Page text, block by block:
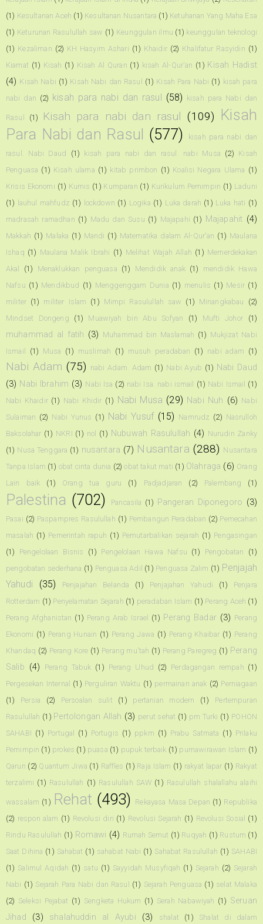
(1) Kesultanan Aceh (1) Kesultanan Nusantara (1) Ketuhanan Yang Maha Esa
(1) Keturunan Rasulullah saw (1) Keunggulan ilmu (1) keunggulan teknologi
(1) Kezaliman (2) KH Hasyim Ashari (1) Khaidir (2) Khalifatur Rasyidin (1)
Kiamat (1) Kisah (1) Kisah Al Quran (1) kisah Al-Qur'an (1) Kisah Hadist
(4) Kisah Nabi (1) Kisah Nabi dan Rasul (1) Kisah Para Nabi (1) kisah para
nabi dan (2) kisah para nabi dan rasul (58) kisah para Nabi dan
Rasul (1) Kisah para nabi dan rasul (109) Kisah
Para Nabi dan Rasul (577)
kisah para nabi dan
rasul. Nabi Daud
(1) kisah para nabi dan rasul. nabi Musa (2) Kisah
Penguasa (1) Kisah ulama (1) kitab primbon (1) Koalisi Negara Ulama (1)
Krisis Ekonomi (1) Kumis (1) Kumparan (1) Kurikulum Pemimpin (1) Laduni
(1) lauhul mahfudz (1) lockdown (1) Logika (1) Luka darah (1) Luka hati (1)
madrasah ramadhan (1) Madu dan Susu (1) Majapahi (1) Majapahit (4)
Makkah (1) Malaka (1) Mandi (1) Matematika dalam Al-Qur'an (1) Maulana
Ishaq (1) Maulana Malik Ibrahi (1) Melihat Wajah Allah (1) Memerdekakan
Akal
(1) Menaklukkan penguasa (1) Mendidik anak (1)
mendidik Hawa
Nafsu (1) Mendikbud (1) Menggenggam Dunia (1) menulis (1) Mesir (1)
militer (1) militer Islam (1) Mimpi Rasulullah saw (1) Minangkabau
(2)
Mindset Dongeng
(1) Muawiyah bin Abu Sofyan (1) Mufti Johor (1)
muhammad al fatih (3) Muhammad bin Maslamah (1) Mukjizat Nabi
Ismail
(1) Musa (1) muslimah (1) musuh peradaban (1) nabi adam (1)
Nabi Adam (75) nabi Adam. Adam (1) Nabi Ayub (1) Nabi Daud
(3) Nabi Ibrahim (3) Nabi Isa (2) nabi Isa. nabi ismail (1) Nabi Ismail (1)
Nabi Khaidir (1) Nabi Khidir (1) Nabi Musa (29) Nabi Nuh (6) Nabi
Sulaiman (2) Nabi Yunus (1) Nabi Yusuf (15) Namrudz (2) Nasrulloh
Baksolahar (1) NKRI (1) nol (1) Nubuwah Rasulullah (4) Nurudin Zanky
(1) Nusa Tenggara (1) nusantara (7) Nusantara (288) Nusantara
Tanpa Islam (1) obat cinta dunia (2) obat takut mati (1) Olahraga (6) Orang
Lain baik
(1) Orang tua guru (1) Padjadjaran (2) Palembang (1)
Palestina (702) Pancasila (1) Pangeran Diponegoro (3)
Pasai (2) Paspampres Rasulullah (1) Pembangun Peradaban (2) Pemecahan
masalah (1) Pemerintah rapuh (1) Pemutarbalikan sejarah (1) Pengasingan
(1)
Pengelolaan Bisnis (1) Pengelolaan Hawa Nafsu (1) Pengobatan
(1)
pengobatan sederhana (1) Penguasa Adil (1) Penguasa Zalim (1) Penjajah
Yahudi
(35) Penjajahan Belanda (1) Penjajahan Yahudi (1)
Penjara
Rotterdam (1) Penyelamatan Sejarah (1) peradaban Islam (1) Perang Aceh (1)
Perang Afghanistan (1) Perang Arab Israel (1) Perang Badar (3) Perang
Ekonomi (1) Perang Hunain (1) Perang Jawa (1) Perang Khaibar (1) Perang
Khandaq (2) Perang Kore (1) Perang mu'tah (1) Perang Paregreg (1) Perang
Salib (4) Perang Tabuk (1) Perang Uhud (2) Perdagangan rempah (1)
Pergesekan Internal (1) Perguliran Waktu (1) permainan anak (2) Perniagaan
(1)
Persia (2) Persoalan sulit (1) pertanian modern (1)
Pertempuran
Rasulullah (1) Pertolongan Allah (3) perut sehat (1) pm Turki (1) POHON
SAHABI (1) Portugal (1) Portugis (1) ppkm (1) Prabu Satmata (1) Prilaku
Pemimpin (1) prokes (1) puasa (1) pupuk terbaik (1) purnawirawan Islam (1)
Qarun (2) Quantum Jiwa (1) Raffles (1) Raja Islam (1) rakyat lapar (1) Rakyat
terzalimi (1) Rasulullah (1) Rasulullah SAW (1) Rasulullah shalallahu alaihi
wassalam (1) Rehat (493) Rekayasa Masa Depan (1) Republika
(2) respon alam (1) Revolusi diri (1) Revolusi Sejarah (1) Revolusi Sosial (1)
Rindu Rasulullah (1) Romawi (4) Rumah Semut (1) Ruqyah (1) Rustum (1)
Saat Dihina (1) Sahabat (1) sahabat Nabi (1) Sahabat Rasulullah (1) SAHABI
(1) Salimul Aqidah (1) satu (1) Sayyidah Musyfiqah (1) Sejarah (2) Sejarah
Nabi (1) Sejarah Para Nabi dan Rasul (1) Sejarah Penguasa (1) selat Malaka
(2) Seleksi Pejabat (1) Sengketa Hukum (1) Serah Nabawiyah (1) Seruan
Jihad
(3) shalahuddin al Ayubi (3) shalat (1) Shalat di dalam